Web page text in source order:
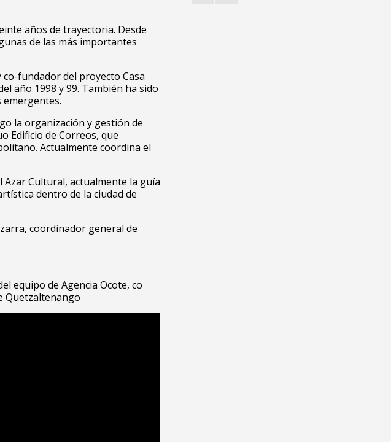
años de trayectoria. Desde
de las más importantes
fundador del proyecto Casa
año 1998 y 99. También ha sido
la organización y gestión de
Edificio de Correos, que
Actualmente coordina el
Azar Cultural, actualmente la guía
dentro de la ciudad de
coordinador general de
equipo de Agencia Ocote, co
Quetzaltenango